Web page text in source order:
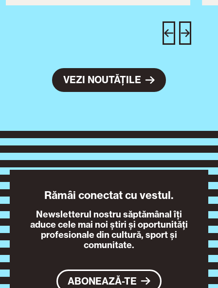
VEZI NOUTĂȚILE
Rămâi conectat cu vestul.
Newsletterul nostru săptămânal îți
aduce cele mai noi știri și oportunități
profesionale din cultură, sport și
comunitate.
ABONEAZĂ-TE